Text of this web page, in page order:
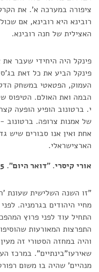
ציפורה במערכה א'. את
רובינא היא רובינא, אם
האצילית של חנה רובינא.
פינקל היה היחידי שעבר
פינקל הביע את כל זאת
העמוק, הפטאטי במשחק
הבמה ואת האולם. הטיפוס
י. ברטונוב הופיע הופעה
של אמנות צרופה. ברטונוב
אחת ואין אנו סבורים שיש
הארצישראלי.
אורי קיסרי. "דואר היום". 28.11.1935
"זו השנה השלישית שעונת
מחיי היהודים בגרמניה.
התחיל עוד לפני פרוץ
התפרצות המאורעות
והיה במחזה הסטורי זה
שאירעו"בינתיים". במרכז
מנהיים' שהיה בו משום